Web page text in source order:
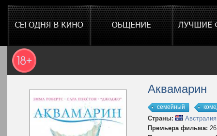
Аквамарин
семейный
Страны: Австралия
Премьера фильма: